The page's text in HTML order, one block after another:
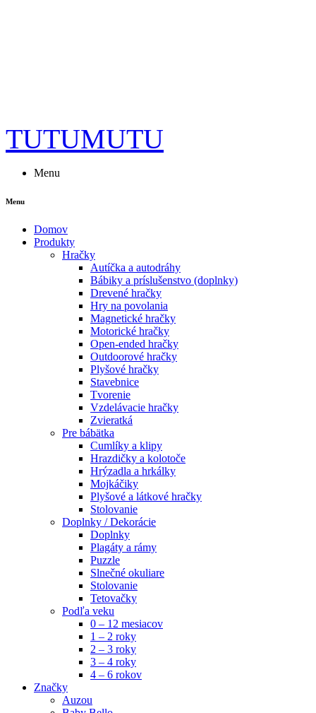
TUTUMUTU
Menu
Menu
Domov
Produkty
Hračky
Autíčka a autodráhy
Bábiky a príslušenstvo (doplnky)
Drevené hračky
Hry na povolania
Magnetické hračky
Motorické hračky
Open-ended hračky
Outdoorové hračky
Plyšové hračky
Stavebnice
Tvorenie
Vzdelávacie hračky
Zvieratká
Pre bábätka
Cumlíky a klipy
Hrazdičky a kolotoče
Hrýzadla a hrkálky
Mojkáčiky
Plyšové a látkové hračky
Stolovanie
Doplnky / Dekorácie
Doplnky
Plagáty a rámy
Puzzle
Slnečné okuliare
Stolovanie
Tetovačky
Podľa veku
0 – 12 mesiacov
1 – 2 roky
2 – 3 roky
3 – 4 roky
4 – 6 rokov
Značky
Auzou